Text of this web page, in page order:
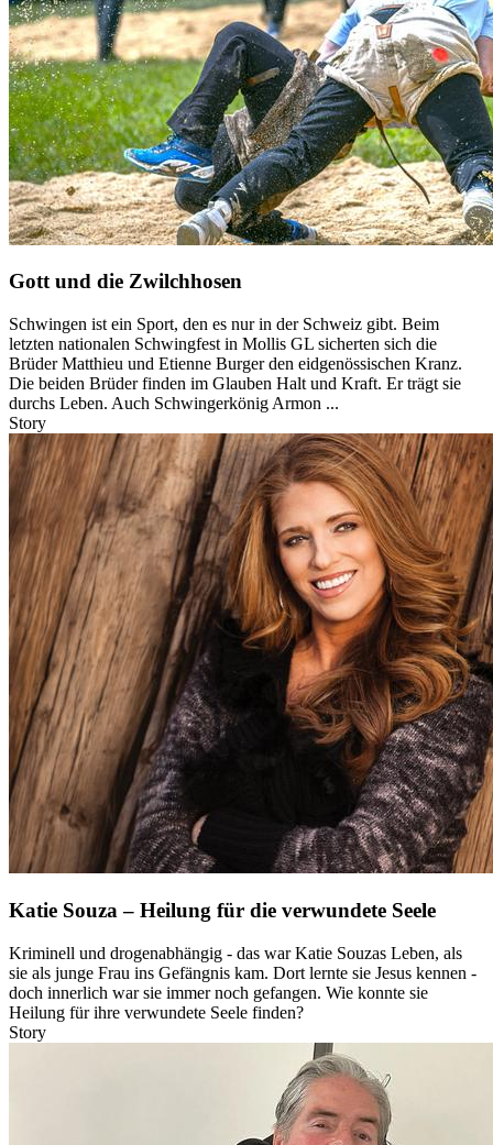
Gott und die Zwilchhosen
Schwingen ist ein Sport, den es nur in der Schweiz gibt. Beim
letzten nationalen Schwingfest in Mollis GL sicherten sich die
Brüder Matthieu und Etienne Burger den eidgenössischen Kranz.
Die beiden Brüder finden im Glauben Halt und Kraft. Er trägt sie
durchs Leben. Auch Schwingerkönig Armon ...
Story
Katie Souza – Heilung für die verwundete Seele
Kriminell und drogenabhängig - das war Katie Souzas Leben, als
sie als junge Frau ins Gefängnis kam. Dort lernte sie Jesus kennen -
doch innerlich war sie immer noch gefangen. Wie konnte sie
Heilung für ihre verwundete Seele finden?
Story